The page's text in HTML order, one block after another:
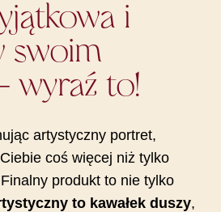
i
swoim
wyraź to!
artystyczny portret,
coś więcej niż tylko
produkt to nie tylko
to kawałek duszy,